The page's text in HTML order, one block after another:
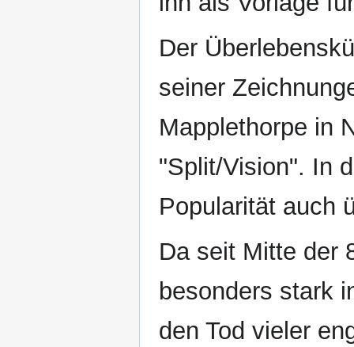
Der
seiner
Mapplethorpe in
"Split/Vision". In
Popularität auch
Da seit Mitte der
besonders stark
den Tod vieler